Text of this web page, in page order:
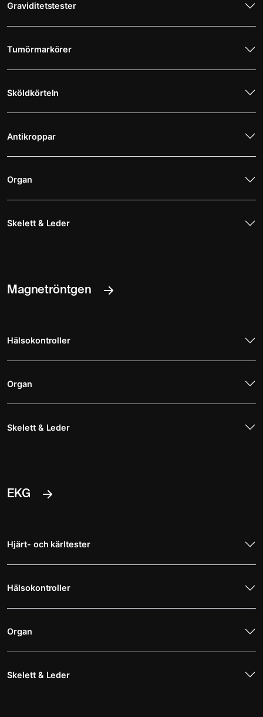
Graviditetstester
Tumörmarkörer
Sköldkörteln
Antikroppar
Organ
Skelett & Leder
Magnetröntgen
Hälsokontroller
Organ
Skelett & Leder
EKG
Hjärt- och kärltester
Hälsokontroller
Organ
Skelett & Leder